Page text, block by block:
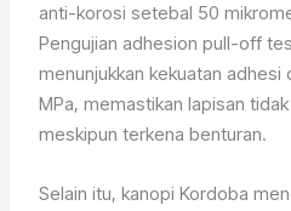
anti-korosi setebal 50
Pengujian adhesion pull-off
menunjukkan kekuatan
MPa, memastikan lapisan
meskipun terkena benturan.
Selain itu, kanopi Kordoba